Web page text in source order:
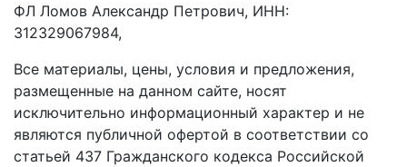
ФЛ Ломов Александр Петрович, ИНН:
312329067984,
Все материалы, цены, условия и предложения,
размещенные на данном сайте, носят
исключительно информационный характер и не
являются публичной офертой в соответствии со
статьей 437 Гражданского кодекса Российской